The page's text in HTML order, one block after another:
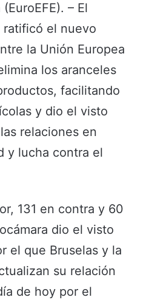
– El
ratificó el nuevo
la Unión Europea
los aranceles
facilitando
y dio el visto
relaciones en
y lucha contra el
131 en contra y 60
dio el visto
el que Bruselas y la
su relación
de hoy por el